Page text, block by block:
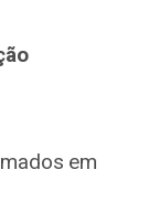
em